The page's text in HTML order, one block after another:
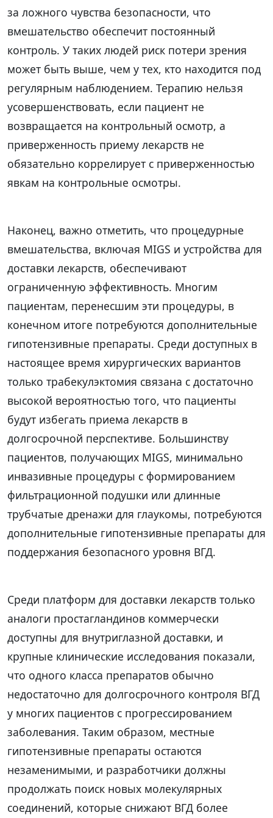
за ложного чувства безопасности, что
вмешательство обеспечит постоянный
контроль. У таких людей риск потери зрения
может быть выше, чем у тех, кто находится под
регулярным наблюдением. Терапию нельзя
усовершенствовать, если пациент не
возвращается на контрольный осмотр, а
приверженность приему лекарств не
обязательно коррелирует с приверженностью
явкам на контрольные осмотры.
Наконец, важно отметить, что процедурные
вмешательства, включая MIGS и устройства для
доставки лекарств, обеспечивают
ограниченную эффективность. Многим
пациентам, перенесшим эти процедуры, в
конечном итоге потребуются дополнительные
гипотензивные препараты. Среди доступных в
настоящее время хирургических вариантов
только трабекулэктомия связана с достаточно
высокой вероятностью того, что пациенты
будут избегать приема лекарств в
долгосрочной перспективе. Большинству
пациентов, получающих MIGS, минимально
инвазивные процедуры с формированием
фильтрационной подушки или длинные
трубчатые дренажи для глаукомы, потребуются
дополнительные гипотензивные препараты для
поддержания безопасного уровня ВГД.
Среди платформ для доставки лекарств только
аналоги простагландинов коммерчески
доступны для внутриглазной доставки, и
крупные клинические исследования показали,
что одного класса препаратов обычно
недостаточно для долгосрочного контроля ВГД
у многих пациентов с прогрессированием
заболевания. Таким образом, местные
гипотензивные препараты остаются
незаменимыми, и разработчики должны
продолжать поиск новых молекулярных
соединений, которые снижают ВГД более